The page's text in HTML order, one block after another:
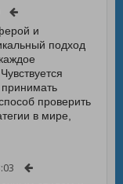
и
подход
проверить
в мире,